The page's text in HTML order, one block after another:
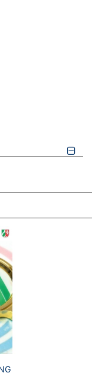
ANGESEHENE